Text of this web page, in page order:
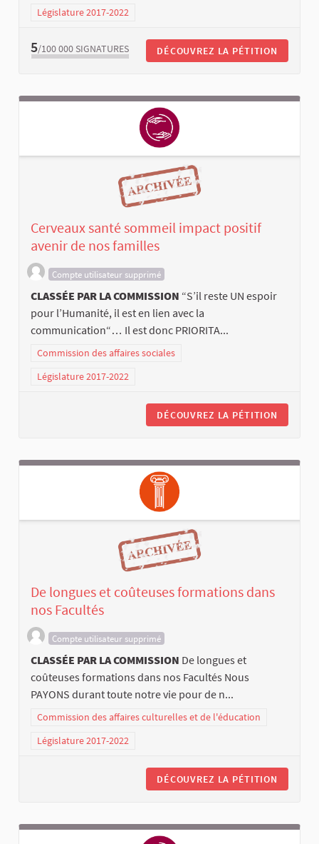
Législature 2017-2022
5/100 000 SIGNATURES DÉCOUVREZ LA PÉTITION
Cerveaux santé sommeil impact positif
avenir de nos familles
Compte utilisateur supprimé
CLASSÉE PAR LA COMMISSION “S’il reste UN espoir
pour l’Humanité, il est en lien avec la
communication“… Il est donc PRIORITA...
Commission des affaires sociales
Législature 2017-2022
DÉCOUVREZ LA PÉTITION
De longues et coûteuses formations dans
nos Facultés
Compte utilisateur supprimé
CLASSÉE PAR LA COMMISSION De longues et
coûteuses formations dans nos Facultés Nous
PAYONS durant toute notre vie pour de n...
Commission des affaires culturelles et de l'éducation
Législature 2017-2022
DÉCOUVREZ LA PÉTITION